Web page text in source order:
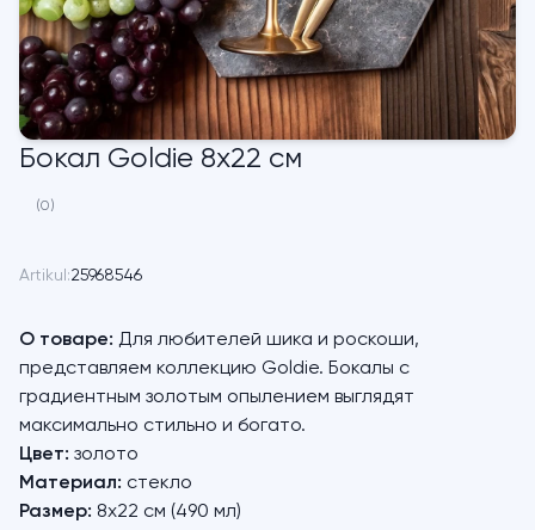
Бокал Goldie 8х22 см
(0)
Artikul:25968546
О товаре: Для любителей шика и роскоши,
представляем коллекцию Goldie. Бокалы с
градиентным золотым опылением выглядят
максимально стильно и богато.
Цвет: золото
Материал: стекло
Размер: 8х22 см (490 мл)